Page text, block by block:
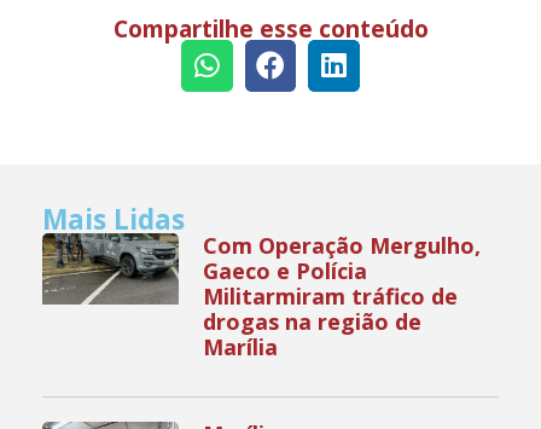
Compartilhe esse conteúdo
Mais Lidas
Com Operação Mergulho,
Gaeco e Polícia
Militarmiram tráfico de
drogas na região de
Marília